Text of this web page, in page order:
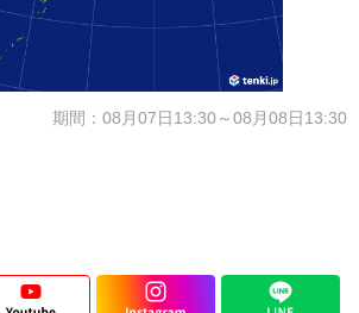
期間：08月07日13:30～08月08日13:30